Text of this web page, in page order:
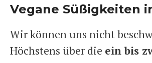
Vegane Süßigkeiten
Wir können uns nicht
Höchstens über die ein bis